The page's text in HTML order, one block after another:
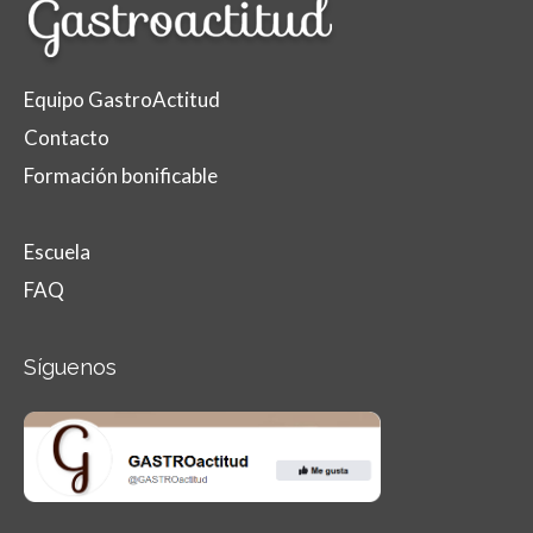
Equipo GastroActitud
Contacto
Formación bonificable
Escuela
FAQ
Síguenos